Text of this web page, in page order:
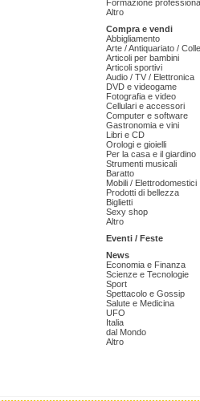
Formazione
Altro
Compra e vendi
Abbigliamento
Arte / Antiquariato /
Articoli per bambini
Articoli sportivi
Audio / TV / Elettronica
DVD e videogame
Fotografia e video
Cellulari e accessori
Computer e software
Gastronomia e vini
Libri e CD
Orologi e gioielli
Per la casa e il giardino
Strumenti musicali
Baratto
Mobili / Elettrodomestici
Prodotti di bellezza
Biglietti
Sexy shop
Altro
Eventi / Feste
News
Economia e Finanza
Scienze e Tecnologie
Sport
Spettacolo e Gossip
Salute e Medicina
UFO
Italia
dal Mondo
Altro